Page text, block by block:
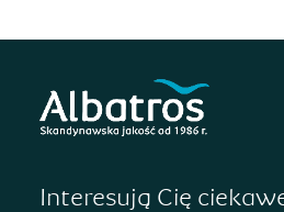
Interesują Cię